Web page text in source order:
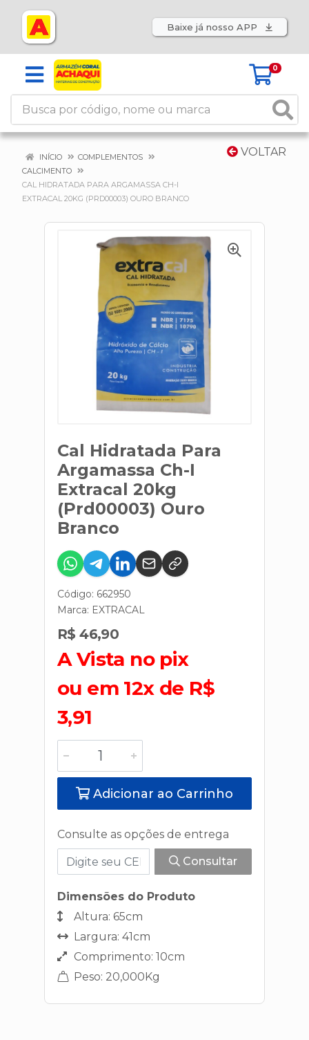
Baixe já nosso APP
0
VOLTAR
INÍCIO
COMPLEMENTOS
CALCIMENTO
CAL HIDRATADA PARA ARGAMASSA CH-I
EXTRACAL 20KG (PRD00003) OURO BRANCO
Cal Hidratada Para
Argamassa Ch-I
Extracal 20kg
(Prd00003) Ouro
Branco
Código: 662950
Marca: EXTRACAL
R$ 46,90
A Vista no pix
ou em 12x de R$
3,91
Adicionar ao Carrinho
Consulte as opções de entrega
Consultar
Dimensões do Produto
Altura: 65cm
Largura: 41cm
Comprimento: 10cm
Peso: 20,000Kg